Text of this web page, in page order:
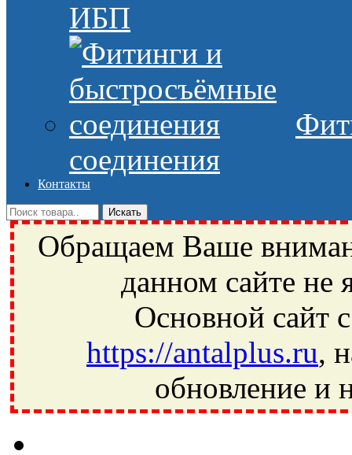
ИБП
соединения
Контакты
Обращаем Ваше
данном сайте не
Основной сайт
https://antalplus.ru,
обновление и
Ивантеевка, подшипники, пневматика, метизы, техника,